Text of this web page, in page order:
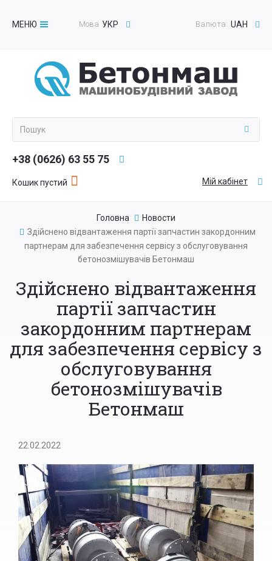
МЕНЮ
Toggle
Валюта: UAH
Мова УКР
+38 (0626) 63 55 75
Кошик пустий Мій кабінет
Головна
Новости
Здійснено відвантаження партії запчастин закордонним
партнерам для забезпечення сервісу з обслуговування
бетонозмішувачів Бетонмаш
Здійснено відвантаження
партії запчастин
закордонним партнерам
для забезпечення сервісу з
обслуговування
бетонозмішувачів
Бетонмаш
22.02.2022